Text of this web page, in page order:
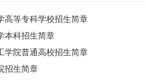
高等专科学校招生简章
本科招生简章
学院普通高校招生简章
招生简章